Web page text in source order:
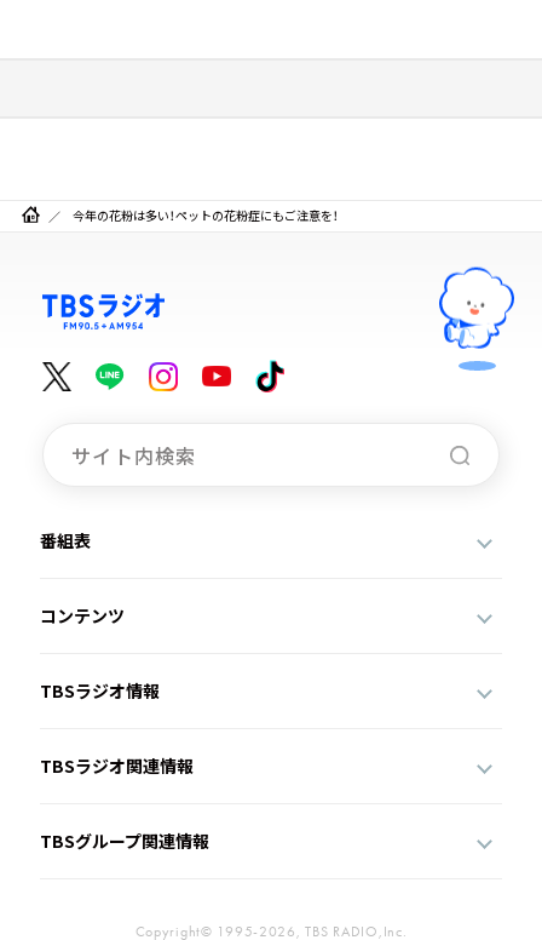
今年の花粉は多い！ペットの花粉症にもご注意を！
番組表
コンテンツ
TBSラジオ情報
TBSラジオ関連情報
TBSグループ関連情報
Copyright© 1995-2026, TBS RADIO,Inc.